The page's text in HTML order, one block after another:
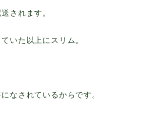
されます。
いた以上にスリム。
なされているからです。